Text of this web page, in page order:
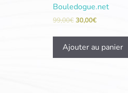
Bouledogue.net
99,00€ 30,00€
Ajouter au panier